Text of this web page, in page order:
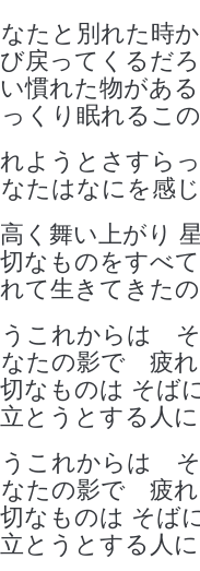
たと別れた時
戻ってくるだ
慣れた物がある
くり眠れるこ
ようとさすら
たはなにを感
く舞い上がり
なものをすべて
て生きてきた
これからは
たの影で 疲
なものは そば
とうとする人
これからは
たの影で 疲
なものは そば
とうとする人